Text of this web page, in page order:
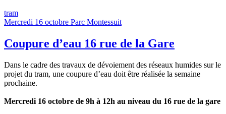
tram
Mercredi 16 octobre Parc Montessuit
Coupure d’eau 16 rue de la Gare
Dans le cadre des travaux de dévoiement des réseaux humides sur le
projet du tram, une coupure d’eau doit être réalisée la semaine
prochaine.
Mercredi 16 octobre de 9h à 12h au niveau du 16 rue de la gare